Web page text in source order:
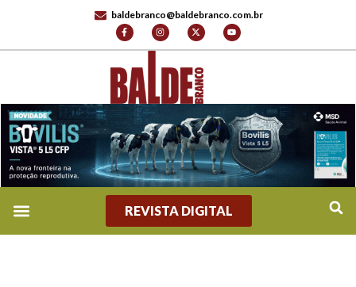
baldebranco@baldebranco.com.br
REVISTA DIGITAL